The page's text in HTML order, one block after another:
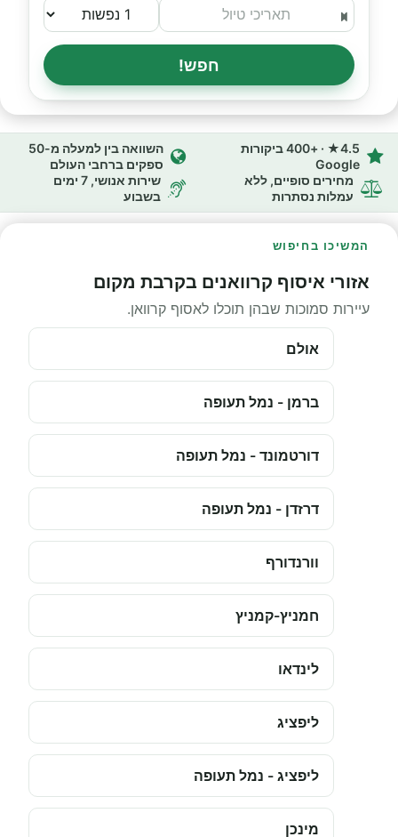
חפש!
4.5★ · +400 ביקורות
Google
השוואה בין למעלה מ-50
ספקים ברחבי העולם
מחירים סופיים, ללא
עמלות נסתרות
שירות אנושי, 7 ימים
בשבוע
המשיכו בחיפוש
אזורי איסוף קרוואנים בקרבת מקום
עיירות סמוכות שבהן תוכלו לאסוף קרוואן.
אולם
ברמן - נמל תעופה
דורטמונד - נמל תעופה
דרזדן - נמל תעופה
וורנדורף
חמניץ-קמניץ
לינדאו
ליפציג
ליפציג - נמל תעופה
מינכן